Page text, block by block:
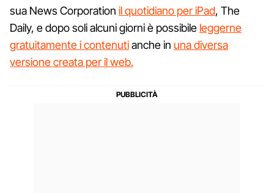
sua News Corporation il quotidiano per iPad, The
Daily, e dopo soli alcuni giorni è possibile leggerne
gratuitamente i contenutianche in una diversa
versione creata per il web.